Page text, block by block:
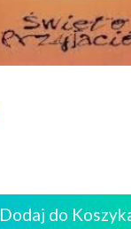
Dodaj do